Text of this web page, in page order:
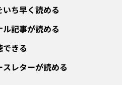
ち早く読める
記事が読める
きる
レターが読める